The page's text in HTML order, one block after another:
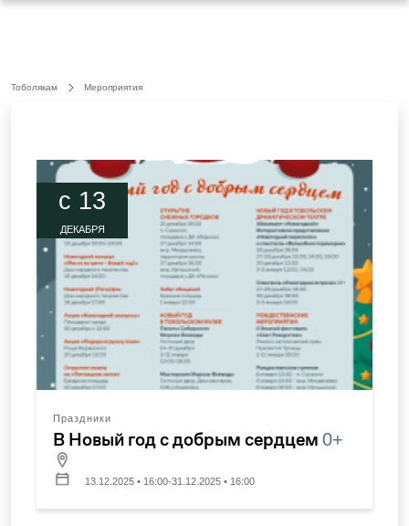
Тоболякам Мероприятия
c 13
ДЕКАБРЯ
Праздники
В Новый год с добрым сердцем 0+
13.12.2025 • 16:00-31.12.2025 • 16:00